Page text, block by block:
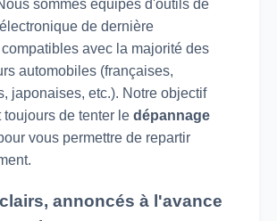
sommes équipés d'outils de
de dernière
avec la majorité des
automobiles (françaises,
japonaises, etc.). Notre objectif
toujours de tenter le dépannage
vous permettre de repartir
annoncés à l'avance